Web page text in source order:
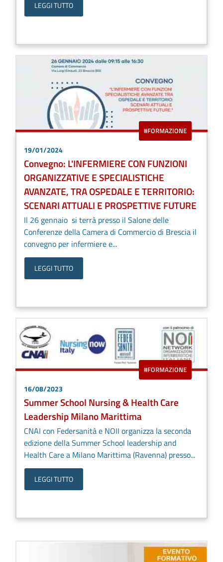
LEGGI TUTTO
#FORMAZIONE
19/01/2024
Convegno: L'INFERMIERE CON FUNZIONI
ORGANIZZATIVE E SPECIALISTICHE
AVANZATE, TRA OSPEDALE E TERRITORIO:
SCENARI ATTUALI E PROSPETTIVE FUTURE
Il 26 gennaio si terrà presso il Salone delle
Conferenze della Camera di Commercio di Brescia il
convegno per infermiere e...
LEGGI TUTTO
#FORMAZIONE
16/08/2023
Summer School Nursing & Health Care
Leadership Milano Marittima
CNAI con Federsanità e NOII organizza la seconda
edizione della Summer School leadership and
Health Care a Milano Marittima (Ravenna) presso...
LEGGI TUTTO